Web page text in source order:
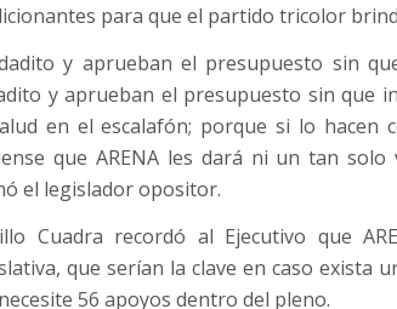
para que el partido tricolor
y aprueban el presupuesto sin
y aprueban el presupuesto sin que
en el escalafón; porque si lo hacen
que ARENA les dará ni un tan
el legislador opositor.
Cuadra recordó al Ejecutivo que
que serían la clave en caso exista
56 apoyos dentro del pleno.